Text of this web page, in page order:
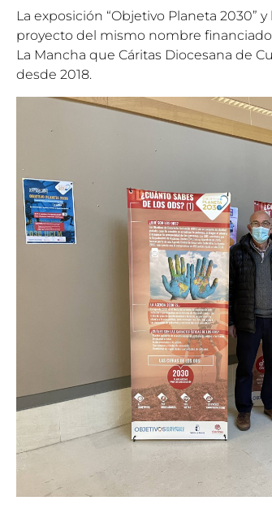
La exposición “Objetivo Planeta 2030”
proyecto del mismo nombre
La Mancha que Cáritas Diocesana de
desde 2018.